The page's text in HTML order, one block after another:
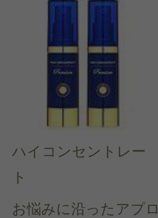
ハイコンセントレー
ト
お悩みに沿ったアプロ